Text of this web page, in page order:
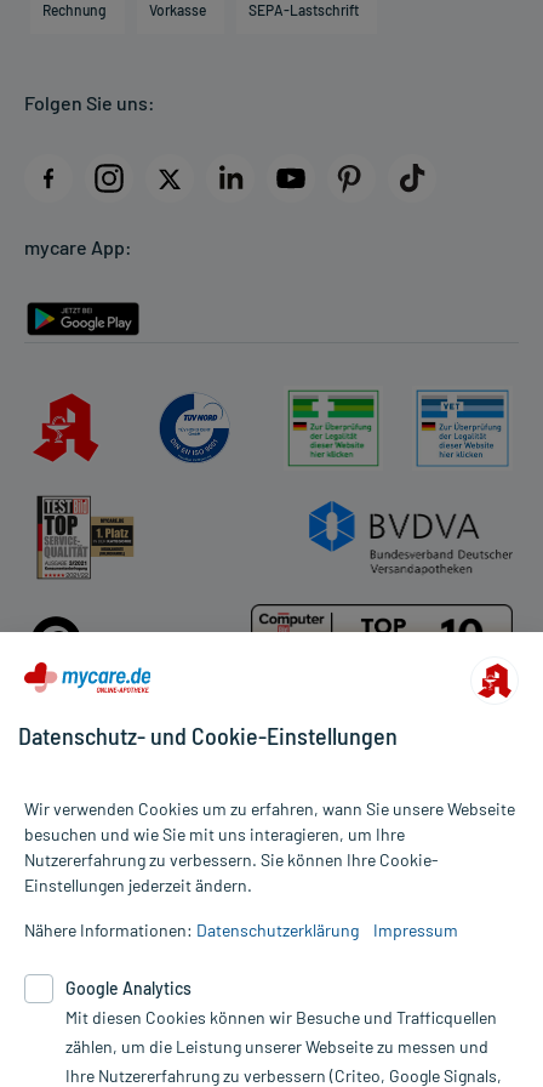
Direktabrechnung PKV
AGB
Datenschutz
Rückgabe/Widerruf
Rechnung Vorkasse SEPA-Lastschrift
Folgen Sie uns:
mycare App:
mit durchschnittlich 4,8 von 5 Sternen abgegeben.
Alle Preise gelten inkl. MwSt., ggf. zzgl. Versandkosten
Informationen auf dieser Website werden ausschließlich für
die Untersuchung und Behandlung durch einen Arzt. Bitte
Therapien eingeleitet werden können. | Diese Webseite benutzt
Google Analytics. Lesen Sie bitte dazu die wichtigen Hinweise in
unserer Datenschutzerklärung. Für den Widerruf einer Bestellung
nutzen Sie das Formular:
Datenschutz- und Cookie-Einstellungen
Wir verwenden Cookies um zu erfahren, wann Sie unsere Webseite
besuchen und wie Sie mit uns interagieren, um Ihre
Nutzererfahrung zu verbessern. Sie können Ihre Cookie-
Einstellungen jederzeit ändern.
Nähere Informationen: Datenschutzerklärung Impressum
Google Analytics
Mit diesen Cookies können wir Besuche und Trafficquellen
zählen, um die Leistung unserer Webseite zu messen und
Ihre Nutzererfahrung zu verbessern (Criteo, Google Signals,